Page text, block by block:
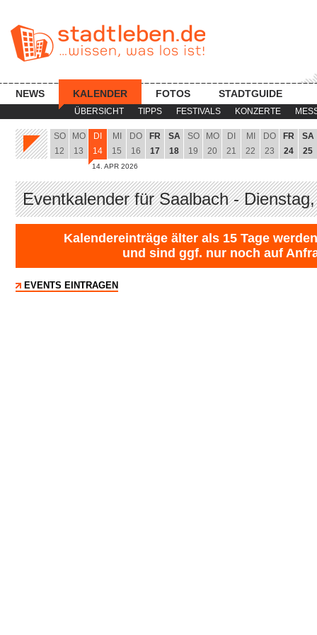
ÜBERSICHT TIPPS FESTIVALS KONZERTE
NEWS KALENDER FOTOS STADTGUIDE
SO
12
MO
13
DI
14
14. APR 2026
MI
15
DO
16
FR
17
SA
18
SO
19
MO
20
DI
21
MI
22
DO
23
FR
24
SA
25
Eventkalender für Saalbach -
Kalendereinträge älter als 15 Tage
und sind ggf. nur noch auf
EVENTS EINTRAGEN